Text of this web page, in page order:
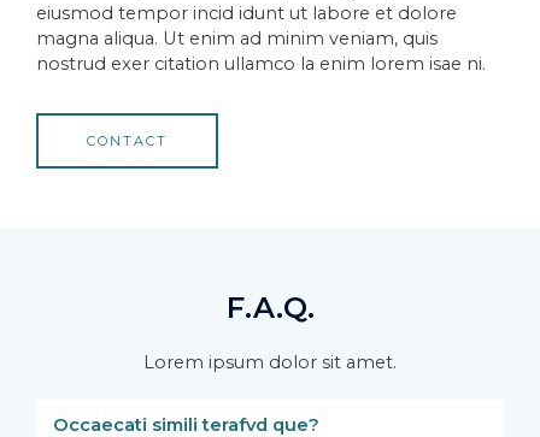
eiusmod tempor incid idunt ut labore et dolore
magna aliqua. Ut enim ad minim veniam, quis
nostrud exer citation ullamco la enim lorem isae ni.
CONTACT
F.A.Q.
Lorem ipsum dolor sit amet.
Occaecati simili terafvd que?